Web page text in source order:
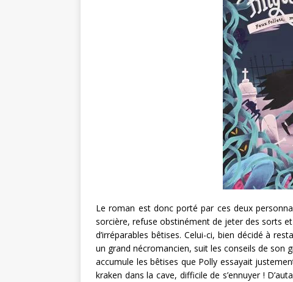
Le roman est donc porté par ces deux
sorcière, refuse obstinément de jeter des sorts
d’irréparables bêtises. Celui-ci, bien décidé à
un grand nécromancien, suit les conseils de
accumule les bêtises que Polly essayait
kraken dans la cave, difficile de s’ennuyer !